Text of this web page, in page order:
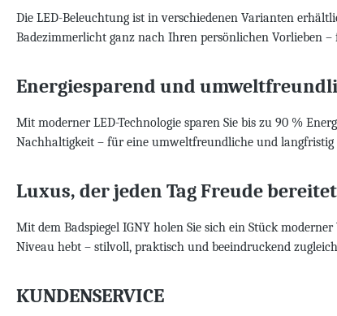
Die LED-Beleuchtung ist in verschiedenen Varianten
Badezimmerlicht ganz nach Ihren persönlichen Vorlieben
Energiesparend und
Mit moderner LED-Technologie sparen Sie bis zu 90 %
Nachhaltigkeit – für eine umweltfreundliche und langfristig
Luxus, der jeden Tag Freude bereitet
Mit dem Badspiegel IGNY holen Sie sich ein Stück
Niveau hebt – stilvoll, praktisch und beeindruckend
KUNDENSERVICE